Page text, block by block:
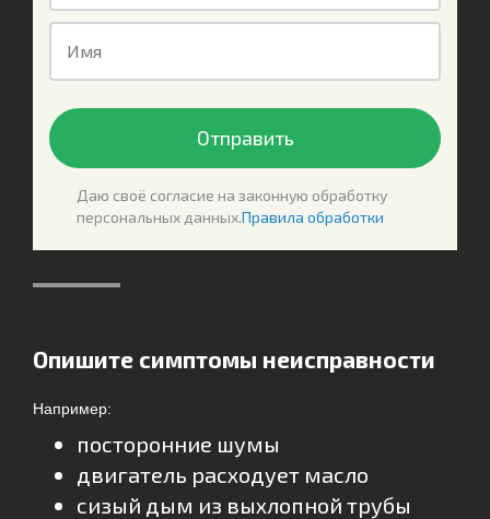
Имя
Отправить
Даю своё согласие на законную обработку
персональных данных.Правила обработки
Опишите симптомы неисправности
Например:
посторонние шумы
двигатель расходует масло
сизый дым из выхлопной трубы